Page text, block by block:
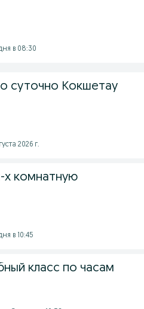
в 08:30
суточно Кокшетау
2026 г.
х комнатную
в 10:45
класс по часам